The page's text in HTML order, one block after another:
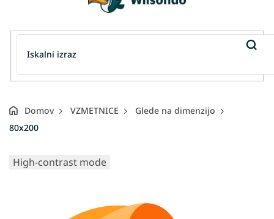
Domov VZMETNICE
Glede na dimenzijo
80x200
High-contrast mode